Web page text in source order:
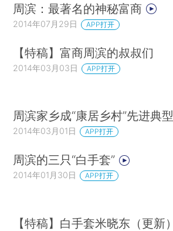
周滨：最著名的神秘富商
2014年07月29日 APP打开
【特稿】富商周滨的叔叔们
2014年03月03日 APP打开
周滨家乡成“康居乡村”先进典型
2014年03月01日 APP打开
周滨的三只“白手套”
2014年01月30日 APP打开
【特稿】白手套米晓东（更新）